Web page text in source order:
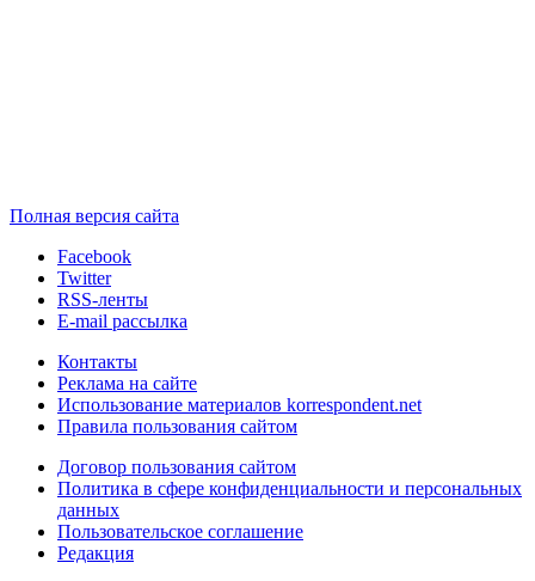
Полная версия сайта
Facebook
Twitter
RSS-ленты
E-mail рассылка
Контакты
Реклама на сайте
Использование материалов korrespondent.net
Правила пользования сайтом
Договор пользования сайтом
Политика в сфере конфиденциальности и персональных
данных
Пользовательское соглашение
Редакция